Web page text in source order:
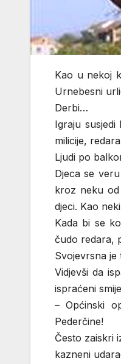
Kao u nekoj
Urnebesni
Derbi…
Igraju
milicije,
Ljudi po
Djeca se
kroz neku od
djeci. Kao
Kada bi se
čudo redara,
Svojevrsna je
Vidjevši da
ispraćeni
– Općinski
Pederčine!
Često zaiskri
kazneni